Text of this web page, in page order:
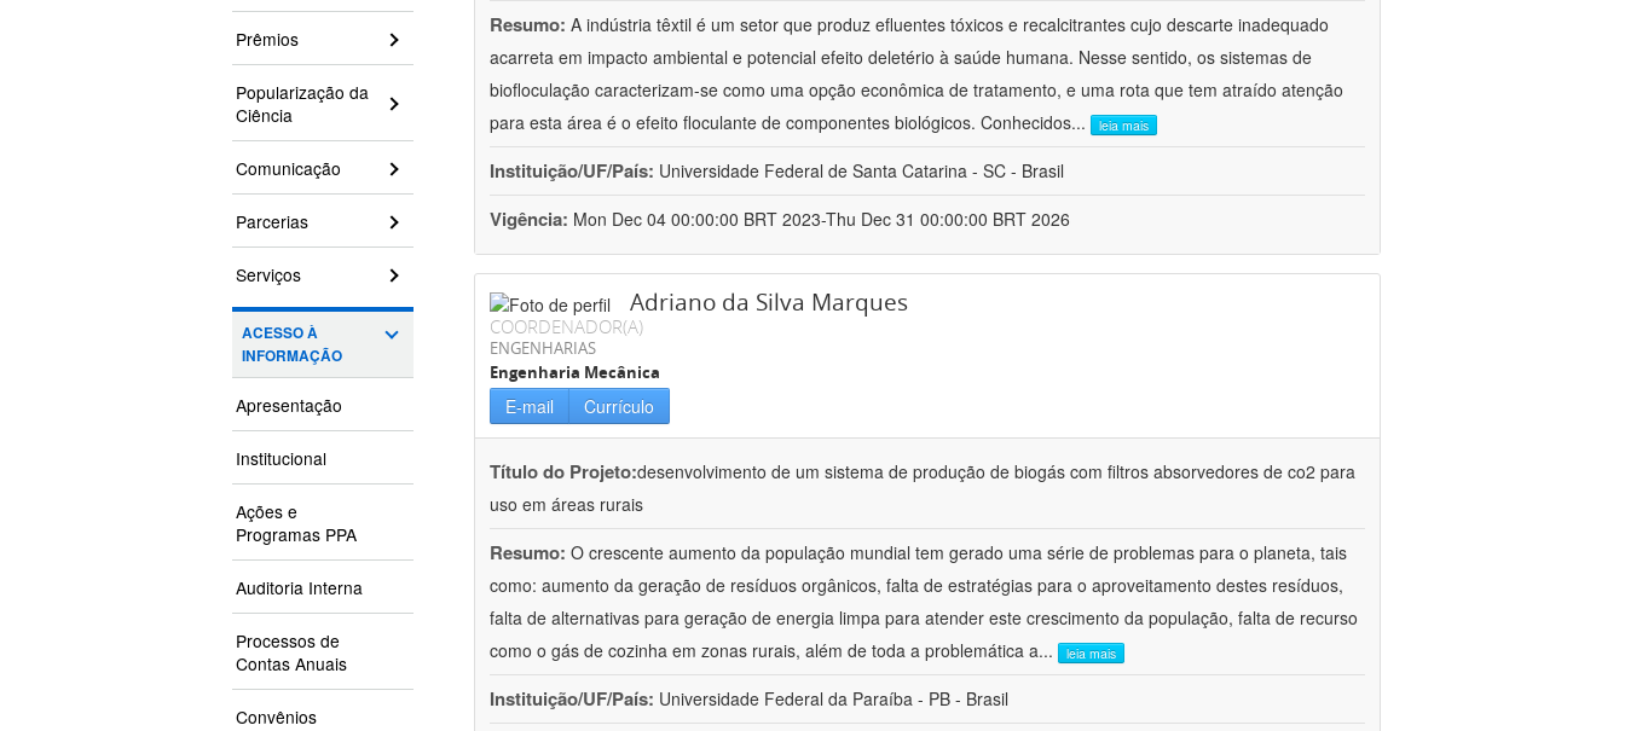
Prêmios
Popularização da
Ciência
Comunicação
Parcerias
Serviços
ACESSO À
INFORMAÇÃO
Apresentação
Institucional
Ações e
Programas PPA
Auditoria Interna
Processos de
Contas Anuais
Convênios
Resumo: A indústria têxtil é um setor que produz efluentes tóxicos e recalcitrantes cujo descarte inadequado
acarreta em impacto ambiental e potencial efeito deletério à saúde humana. Nesse sentido, os sistemas de
biofloculação caracterizam-se como uma opção econômica de tratamento, e uma rota que tem atraído atenção
para esta área é o efeito floculante de componentes biológicos. Conhecidos... leia mais
Instituição/UF/País: Universidade Federal de Santa Catarina - SC - Brasil
Vigência: Mon Dec 04 00:00:00 BRT 2023-Thu Dec 31 00:00:00 BRT 2026
Adriano da Silva Marques
COORDENADOR(A)
ENGENHARIAS
Engenharia Mecânica
E-mail Currículo
Título do Projeto:desenvolvimento de um sistema de produção de biogás com filtros absorvedores de co2 para
uso em áreas rurais
Resumo: O crescente aumento da população mundial tem gerado uma série de problemas para o planeta, tais
como: aumento da geração de resíduos orgânicos, falta de estratégias para o aproveitamento destes resíduos,
falta de alternativas para geração de energia limpa para atender este crescimento da população, falta de recurso
como o gás de cozinha em zonas rurais, além de toda a problemática a... leia mais
Instituição/UF/País: Universidade Federal da Paraíba - PB - Brasil